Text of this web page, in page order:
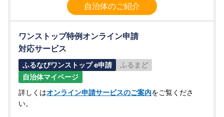
自治体のご紹介
ワンストップ特例オンライン申請
対応サービス
ふるなびワンストップ e申請
ふるまど
自治体マイページ
詳しくはオンライン申請サービスのご案内をご覧くださ
い。